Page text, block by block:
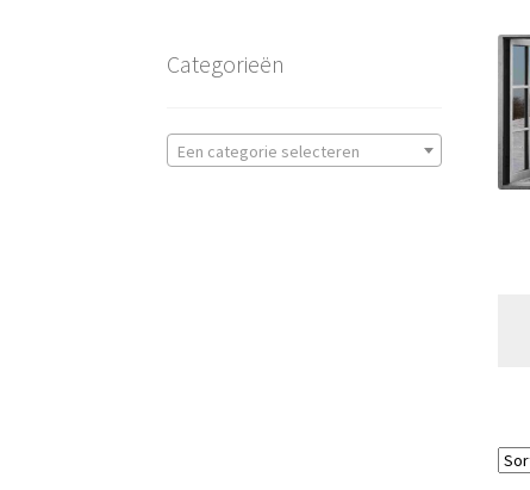
Categorieën
Een categorie selecteren